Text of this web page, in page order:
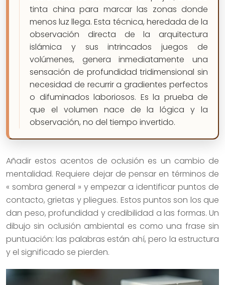
tinta china para marcar las zonas donde
menos luz llega. Esta técnica, heredada de la
observación directa de la arquitectura
islámica y sus intrincados juegos de
volúmenes, genera inmediatamente una
sensación de profundidad tridimensional sin
necesidad de recurrir a gradientes perfectos
o difuminados laboriosos. Es la prueba de
que el volumen nace de la lógica y la
observación, no del tiempo invertido.
Añadir estos acentos de oclusión es un cambio de
mentalidad. Requiere dejar de pensar en términos de
« sombra general » y empezar a identificar puntos de
contacto, grietas y pliegues. Estos puntos son los que
dan peso, profundidad y credibilidad a las formas. Un
dibujo sin oclusión ambiental es como una frase sin
puntuación: las palabras están ahí, pero la estructura
y el significado se pierden.